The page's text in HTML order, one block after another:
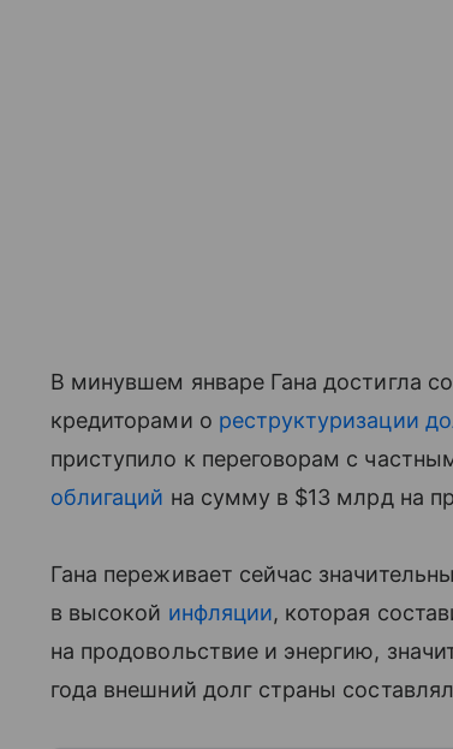
В минувшем январе Гана достигла
кредиторами о реструктуризации
приступило к переговорам с
облигаций на сумму в $13 млрд на
Гана переживает сейчас
в высокой инфляции, которая
на продовольствие и энергию,
года внешний долг страны